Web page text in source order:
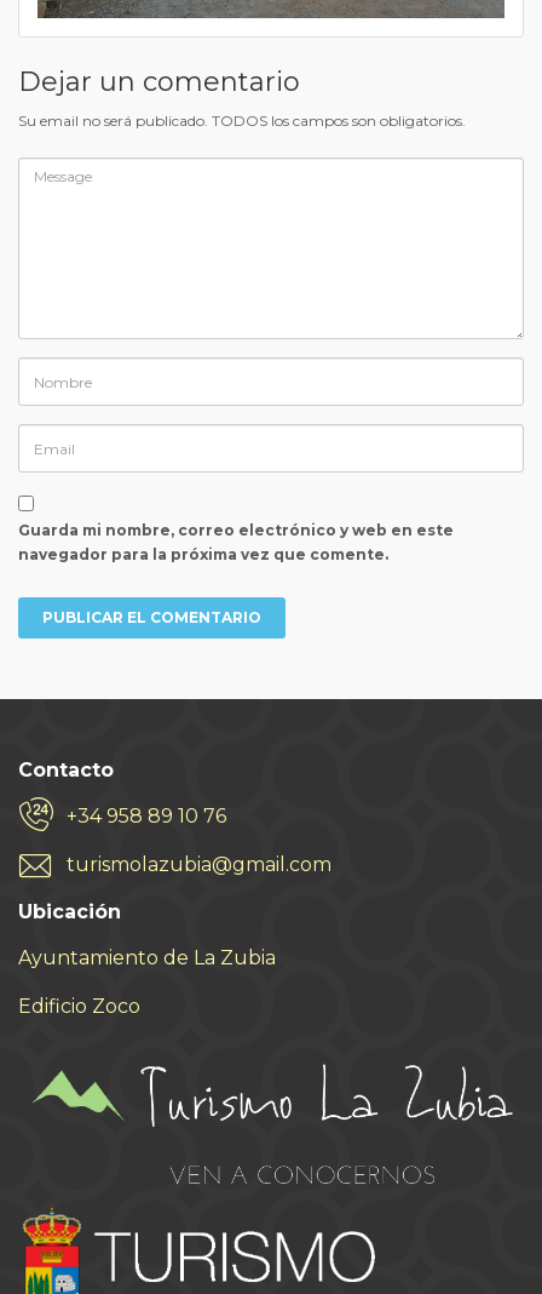
Dejar un comentario
Su email no será publicado. TODOS los campos son obligatorios.
Guarda mi nombre, correo electrónico y web en este
navegador para la próxima vez que comente.
Contacto
+34 958 89 10 76
turismolazubia@gmail.com
Ubicación
Ayuntamiento de La Zubia
Edificio Zoco